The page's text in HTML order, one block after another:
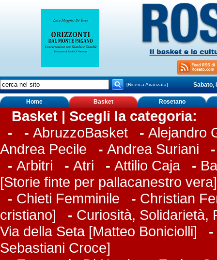
[Ricerca Avanzata] Sabato,
Home Basket Rosetano
Basket | Scegli la categoria:
-
- AbruzzoBasket - Alejandro
Andrea Pecile - Andrea Suriani
- Arbitri - Atri - Attilio Caja-
[Storie finte per pallacanestro vera]
- Chieti Femminile - Christian
cristiano] - Curiosità, Solidarietà,
Via della Seta [Matteo Boniciolli] -
Sebastiani Croce]